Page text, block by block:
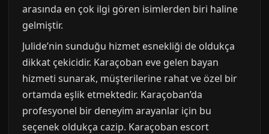
arasında en çok ilgi gören isimlerden biri haline
gelmiştir.
Julide’nin sunduğu hizmet esnekliği de oldukça
dikkat çekicidir. Karaçoban eve gelen bayan
hizmeti sunarak, müşterilerine rahat ve özel bir
ortamda eşlik etmektedir. Karaçoban’da
profesyonel bir deneyim arayanlar için bu
seçenek oldukça cazip. Karaçoban escort